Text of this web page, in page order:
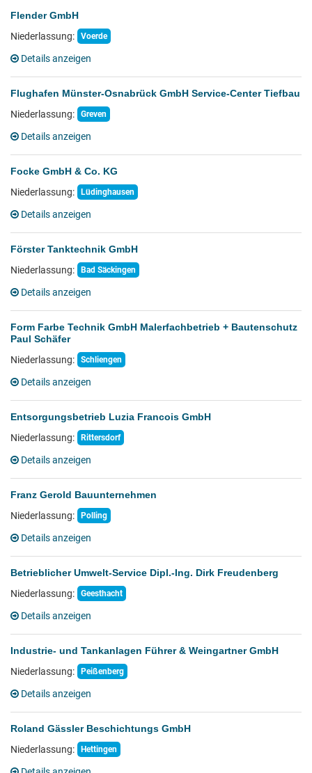
Flender GmbH
Niederlassung:
Voerde
Details anzeigen
Flughafen Münster-Osnabrück GmbH Service-Center Tiefbau
Niederlassung:
Greven
Details anzeigen
Focke GmbH & Co. KG
Niederlassung:
Lüdinghausen
Details anzeigen
Förster Tanktechnik GmbH
Niederlassung:
Bad Säckingen
Details anzeigen
Form Farbe Technik GmbH Malerfachbetrieb + Bautenschutz
Paul Schäfer
Niederlassung:
Schliengen
Details anzeigen
Entsorgungsbetrieb Luzia Francois GmbH
Niederlassung:
Rittersdorf
Details anzeigen
Franz Gerold Bauunternehmen
Niederlassung:
Polling
Details anzeigen
Betrieblicher Umwelt-Service Dipl.-Ing. Dirk Freudenberg
Niederlassung:
Geesthacht
Details anzeigen
Industrie- und Tankanlagen Führer & Weingartner GmbH
Niederlassung:
Peißenberg
Details anzeigen
Roland Gässler Beschichtungs GmbH
Niederlassung:
Hettingen